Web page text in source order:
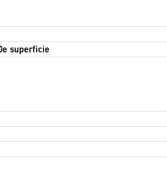
superficie